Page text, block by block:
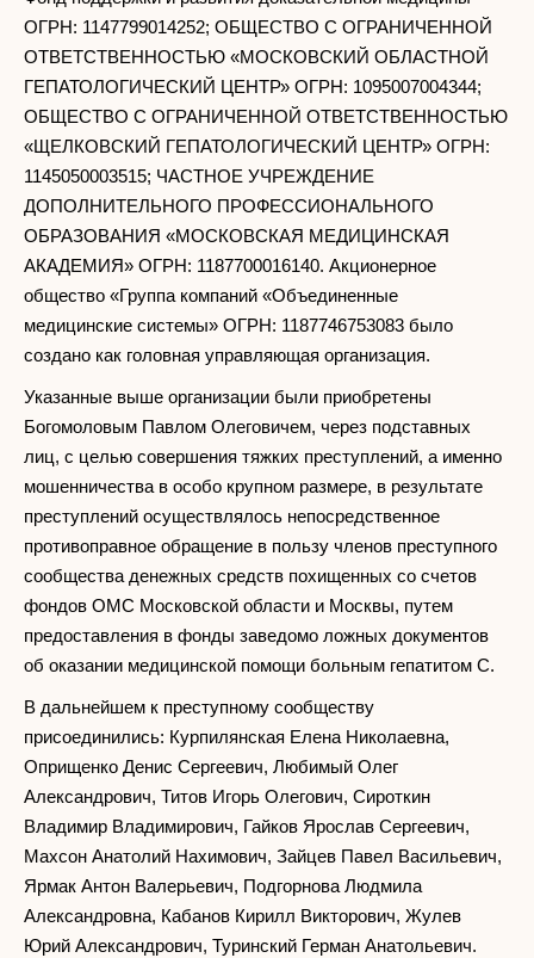
ОГРН: 1147799014252; ОБЩЕСТВО С ОГРАНИЧЕННОЙ
ОТВЕТСТВЕННОСТЬЮ «МОСКОВСКИЙ ОБЛАСТНОЙ
ГЕПАТОЛОГИЧЕСКИЙ ЦЕНТР» ОГРН: 1095007004344;
ОБЩЕСТВО С ОГРАНИЧЕННОЙ ОТВЕТСТВЕННОСТЬЮ
«ЩЕЛКОВСКИЙ ГЕПАТОЛОГИЧЕСКИЙ ЦЕНТР» ОГРН:
1145050003515; ЧАСТНОЕ УЧРЕЖДЕНИЕ
ДОПОЛНИТЕЛЬНОГО ПРОФЕССИОНАЛЬНОГО
ОБРАЗОВАНИЯ «МОСКОВСКАЯ МЕДИЦИНСКАЯ
АКАДЕМИЯ» ОГРН: 1187700016140. Акционерное
общество «Группа компаний «Объединенные
медицинские системы» ОГРН: 1187746753083 было
создано как головная управляющая организация.
Указанные выше организации были приобретены
Богомоловым Павлом Олеговичем, через подставных
лиц, с целью совершения тяжких преступлений, а именно
мошенничества в особо крупном размере, в результате
преступлений осуществлялось непосредственное
противоправное обращение в пользу членов преступного
сообщества денежных средств похищенных со счетов
фондов ОМС Московской области и Москвы, путем
предоставления в фонды заведомо ложных документов
об оказании медицинской помощи больным гепатитом С.
В дальнейшем к преступному сообществу
присоединились: Курпилянская Елена Николаевна,
Оприщенко Денис Сергеевич, Любимый Олег
Александрович, Титов Игорь Олегович, Сироткин
Владимир Владимирович, Гайков Ярослав Сергеевич,
Махсон Анатолий Нахимович, Зайцев Павел Васильевич,
Ярмак Антон Валерьевич, Подгорнова Людмила
Александровна, Кабанов Кирилл Викторович, Жулев
Юрий Александрович, Туринский Герман Анатольевич.